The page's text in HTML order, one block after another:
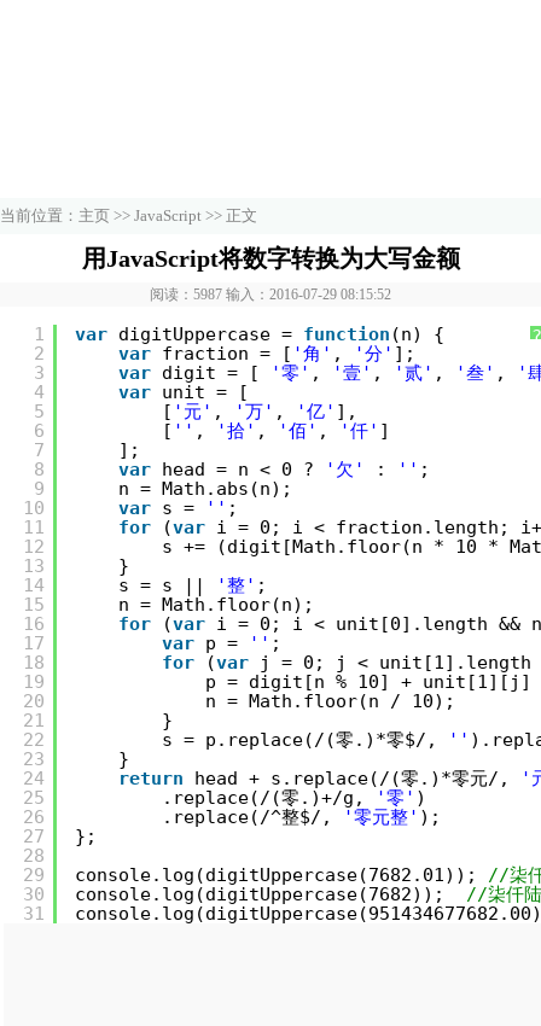
当前位置： 主页 >> JavaScript >> 正文
用JavaScript将数字转换为大写金额
阅读：5987 输入：2016-07-29 08:15:52
?
1
2
3
4
5
6
7
8
9
10
11
12
13
14
15
16
17
18
19
20
21
22
23
24
25
26
27
28
29
30
31
var digitUppercase = function (n) {
var fraction = [ '角' , '分' ];
var digit = [ '零' , '壹' , '贰' , '叁' ,
'
var unit = [
[ '元' , '万' , '亿' ],
[ '' , '拾' , '佰' , '仟' ]
];
var head = n < 0 ? '欠' : '' ;
n = Math.abs(n);
var s = '' ;
for
(var i = 0; i < fraction.length;
s += (digit[Math.floor(n * 10 *
}
s = s ||
'整' ;
n = Math.floor(n);
for
(var i = 0; i < unit[0].length &&
var p = '' ;
for
(var
j = 0; j < unit[1].length
p = digit[n % 10] + unit[1][j]
n = Math.floor(n / 10);
}
s = p.replace(/(零.)*零$/,
''
}
return
head + s.replace(/(零.)*零元/,
'
.replace(/(零.)+/g,
'零' )
.replace(/^整$/,
'零元整' );
};
console.log(digitUppercase(7682.01)); //柒
console.log(digitUppercase(7682)); //柒仟陆